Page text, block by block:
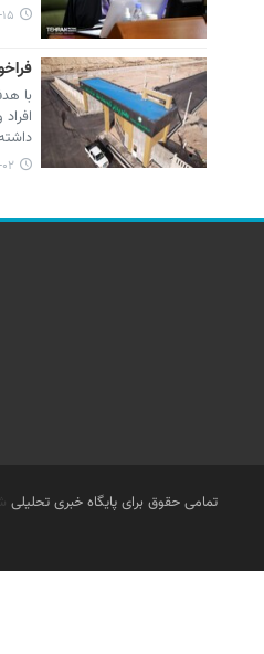
با
تمامی حقوق برای پایگاه خبری تحلیلی